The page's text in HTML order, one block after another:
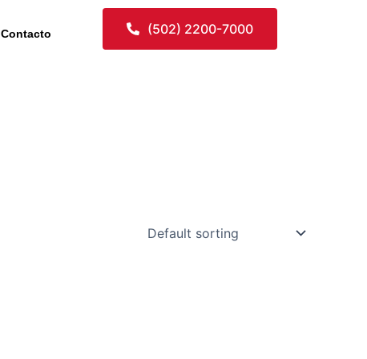
Contacto (502) 2200-7000